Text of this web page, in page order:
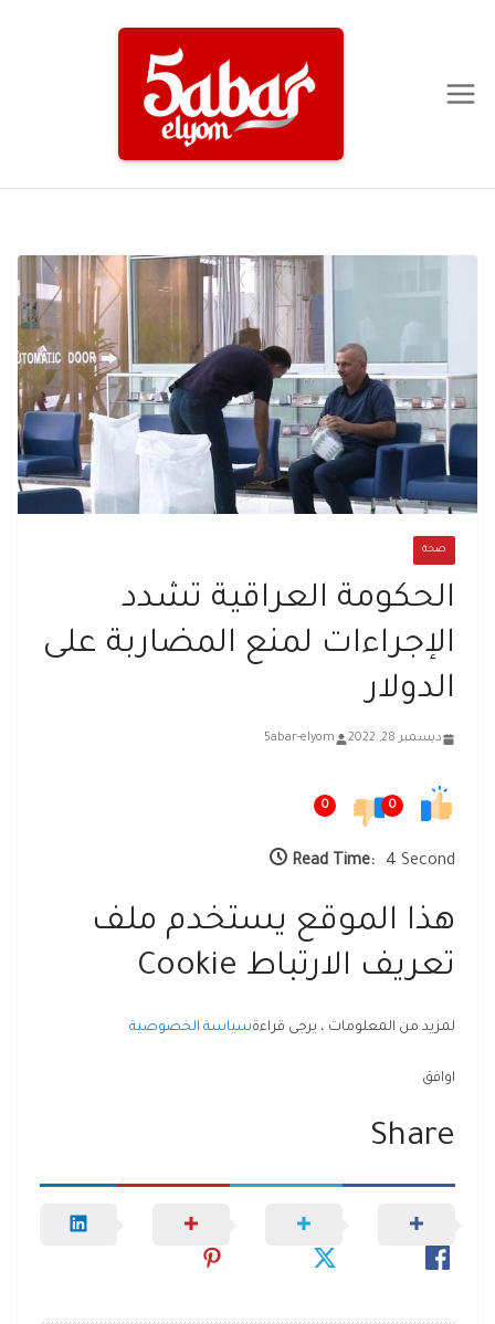
صحة
الحكومة العراقية تشدد
الإجراءات لمنع المضاربة على
الدولار
ديسمبر 28, 2022 5abar-elyom
0
0
Read Time: 4 Second
هذا الموقع يستخدم ملف
تعريف الارتباط Cookie
لمزيد من المعلومات ، يرجى قراءةسياسة الخصوصية
اوافق
Share